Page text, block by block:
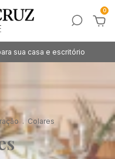
0
sua casa e escritório
. Colares